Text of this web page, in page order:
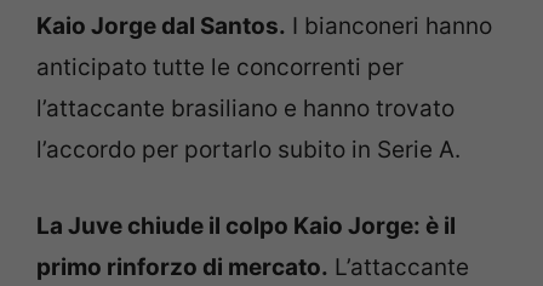
Kaio Jorge dal Santos. I bianconeri hanno
anticipato tutte le concorrenti per
l’attaccante brasiliano e hanno trovato
l’accordo per portarlo subito in Serie A.
La Juve chiude il colpo Kaio Jorge: è il
primo rinforzo di mercato. L’attaccante